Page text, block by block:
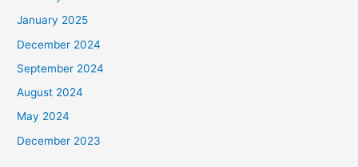
January 2025
December 2024
September 2024
August 2024
May 2024
December 2023